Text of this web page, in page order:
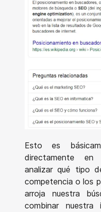
Esto es
directamente
analizar qué tipo
competencia o los
arroja nuestra
combinar